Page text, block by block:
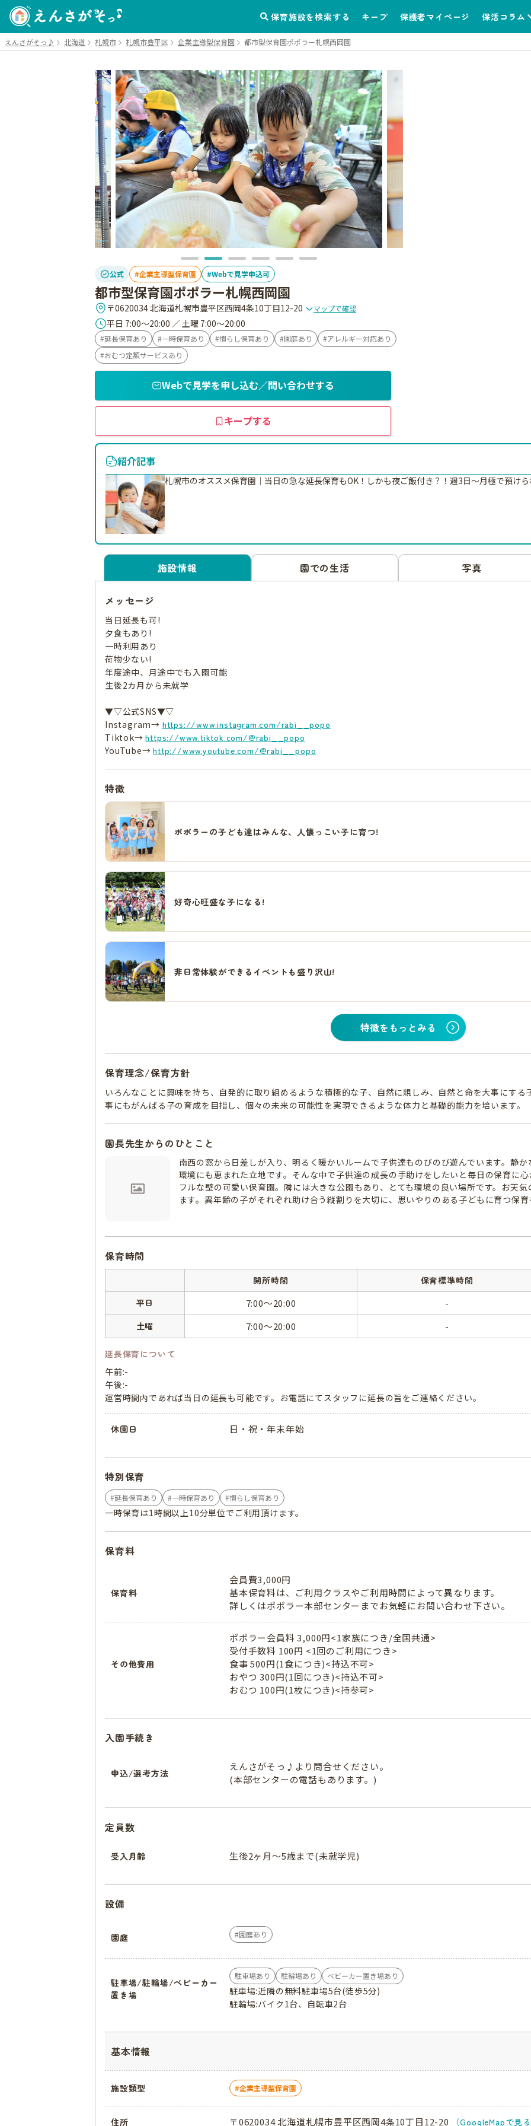
保育施設を検索する キープ 保護者マイページ 保活コラム
えんさがそっ♪ 北海道 札幌市 札幌市豊平区 企業主導型保育園 都市型保育園ポポラー札幌西岡園
公式 企業主導型保育園 Webで見学申込可
都市型保育園ポポラー札幌西岡園
〒0620034 北海道札幌市豊平区西岡4条10丁目12-20 マップで確認
平日 7:00～20:00 ／ 土曜 7:00～20:00
延長保育あり 一時保育あり 慣らし保育あり 園庭あり
アレルギー対応あり
おむつ定額サービスあり
Webで見学を申し込む／問い合わせする
キープする
紹介記事
札幌市のオススメ保育園｜当日の急な延長保育もOK！しかも夜ご飯付き？！週3日～月極で預け
施設情報 園での生活 写真
メッセージ
当日延長も可!
夕食もあり!
一時利用あり
荷物少ない!
年度途中、月途中でも入園可能
生後2カ月から未就学
▼▽公式SNS▼▽
Instagram→ https://www.instagram.com/rabi__popo
Tiktok→https://www.tiktok.com/@rabi__popo
YouTube→http://www.youtube.com/@rabi__popo
特徴
ポポラーの子ども達はみんな、人懐っこい子に育つ!
好奇心旺盛な子になる!
非日常体験ができるイベントも盛り沢山!
特徴をもっとみる
保育理念/保育方針
いろんなことに興味を持ち、自発的に取り組めるような積極的な子、自然に親しみ、自然と命を大事にす
事にもがんばる子の育成を目指し、個々の未来の可能性を実現できるような体力と基礎的能力を培います。
園長先生からのひとこと
南西の窓から日差しが入り、明るく暖かいルームで子供達ものびのび遊んでいます。静
環境にも恵まれた立地です。そんな中で子供達の成長の手助けをしたいと毎日の保育に
フルな壁の可愛い保育園。隣には大きな公園もあり、とても環境の良い場所です。お天
ます。異年齢の子がそれぞれ助け合う縦割りを大切に、思いやりのある子どもに育つ保
保育時間
開所時間
保育標準時間
平日
7:00～20:00 -
土曜 7:00～20:00 -
延長保育について
午前:-
午後:-
運営時間内であれば当日の延長も可能です。お電話にてスタッフに延長の旨をご連絡ください。
休園日 日・祝・年末年始
特別保育
延長保育あり 一時保育あり 慣らし保育あり
一時保育は1時間以上10分単位でご利用頂けます。
保育料
保育料
会員費3,000円
基本保育料は、ご利用クラスやご利用時間によって異なります。
詳しくはポポラー本部センターまでお気軽にお問い合わせ下さい。
その他費用
ポポラー会員料 3,000円<1家族につき/全国共通>
受付手数料 100円 <1回のご利用につき>
食事 500円(1食につき)<持込不可>
おやつ 300円(1回につき)<持込不可>
おむつ 100円(1枚につき)<持参可>
入園手続き
申込/選考方法
えんさがそっ♪より問合せください。
(本部センターの電話もあります。)
定員数
受入月齢 生後2ヶ月～5歳まで(未就学児)
設備
園庭 園庭あり
駐車場/駐輪場/ベビーカー
置き場
駐車場あり 駐輪場あり ベビーカー置き場あり
駐車場:近隣の無料駐車場5台(徒歩5分)
駐輪場:バイク1台、自転車2台
基本情報
施設類型 企業主導型保育園
住所 〒0620034 北海道札幌市豊平区西岡4条10丁目12-20 （GoogleMapで見